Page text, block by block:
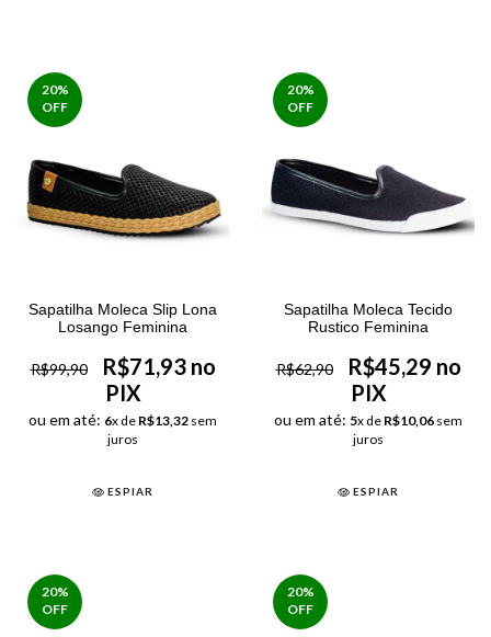
20%
OFF
Sapatilha Moleca Slip Lona
Losango Feminina
R$99,90
R$71,93 no
PIX
ou em até: 6x de R$13,32 sem
juros
ESPIAR
20%
OFF
Sapatilha Moleca Tecido
Rustico Feminina
R$62,90
R$45,29 no
PIX
ou em até: 5x de R$10,06 sem
juros
ESPIAR
20%
OFF
20%
OFF